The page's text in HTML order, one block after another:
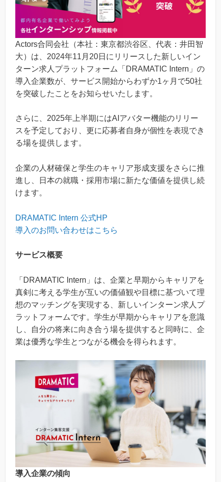
Actors合同会社（本社：東京都渋谷区、代表：井田智
大）は、2024年11月20日にリリースした新しいイン
ターン求人プラットフォーム「DRAMATIC Intern」の
導入企業数が、サービス開始からわずか1ヶ月で50社
を突破したことをお知らせいたします。
さらに、2025年上半期にはAIアバター機能のリリー
スを予定しており、更に応募者自身が個性を表現でき
る場を提供します。
企業の人材確保と学生のキャリア形成支援をさらに推
進し、日本の就職・採用市場に新たな価値を提供し続
けます。
DRAMATIC Intern 公式HP
導入のお問い合わせはこちら
サービス概要
「DRAMATIC Intern」は、企業と早期からキャリアを
真剣に考える学生が互いの価値観や目標に基づいて理
想のマッチングを実現する、新しいインターン求人プ
ラットフォームです。学生が早期からキャリアを意識
し、自分の将来に向き合う場を提供すると同時に、企
業は優秀な学生とつながる機会を得られます。
導入企業の傾向